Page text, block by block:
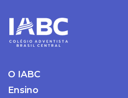
O IABC
Ensino